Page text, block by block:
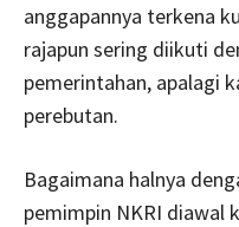
anggapannya terkena
rajapun sering diikuti
pemerintahan, apalagi
perebutan.
Bagaimana halnya
pemimpin NKRI diawal